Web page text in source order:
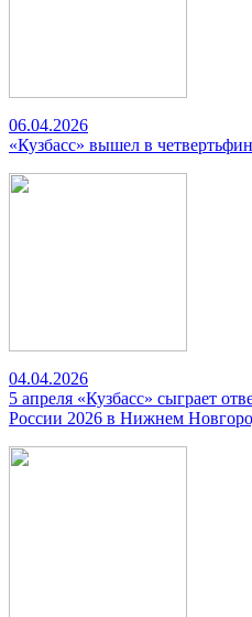
06.04.2026
«Кузбасс» вышел в
04.04.2026
5 апреля «Кузбасс» сыграет
России 2026 в Нижнем